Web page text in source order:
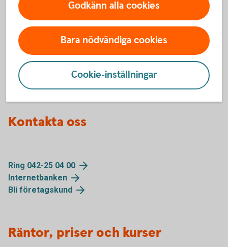
Kontakta oss inom skog och lantbruk
Kontakta oss
Ring 042-25 04 00
Internetbanken
Bli företagskund
Räntor, priser och kurser
Godkänn alla cookies
Bara nödvändiga cookies
Cookie-inställningar